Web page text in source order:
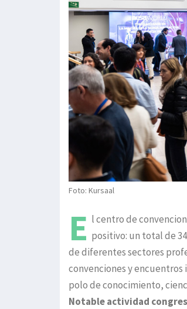
Foto: Kursaal
E l centro de
positivo: un total de
de diferentes sectores
convenciones y encuentros
polo de conocimiento,
Notable actividad